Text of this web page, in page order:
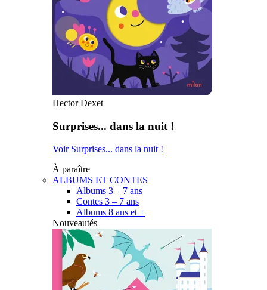
Hector Dexet
Surprises... dans la nuit !
Voir Surprises... dans la nuit !
À paraître
ALBUMS ET CONTES
Albums 3 – 7 ans
Contes 3 – 7 ans
Albums 8 ans et +
Nouveautés